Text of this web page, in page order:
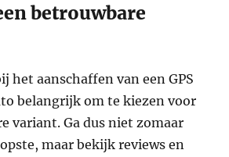
betrouwbare
het aanschaffen van een GPS
belangrijk om te kiezen voor
variant. Ga dus niet zomaar
maar bekijk reviews en